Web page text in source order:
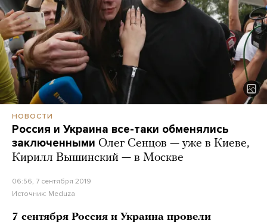
НОВОСТИ
Россия и Украина все-таки обменялись
заключенными Олег Сенцов — уже в Киеве,
Кирилл Вышинский — в Москве
06:56, 7 сентября 2019
Источник: Meduza
7 сентября Россия и Украина провели